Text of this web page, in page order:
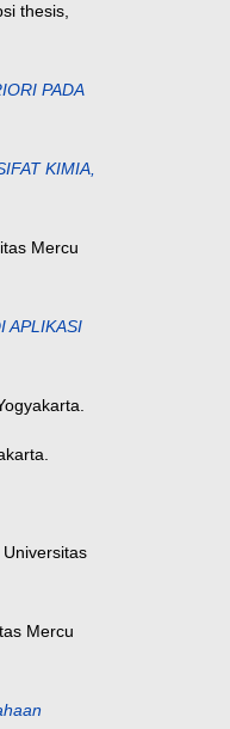
thesis,
PADA
KIMIA,
Mercu
APLIKASI
Mercu